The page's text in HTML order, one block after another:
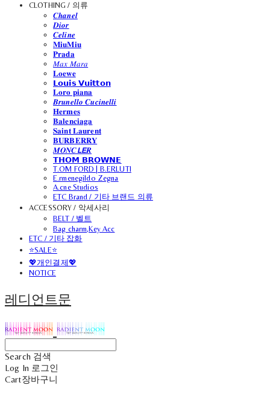
CLOTHING / 의류
𝑪𝒉𝒂𝒏𝒆𝒍
𝑫𝒊𝒐𝒓
𝑪𝒆𝒍𝒊𝒏𝒆
𝐌𝐢𝐮𝐌𝐢𝐮
𝐏𝐫𝐚𝐝𝐚
𝑀𝑎𝑥 𝑀𝑎𝑟𝑎
𝐋𝐨𝐞𝐰𝐞
𝗟𝗼𝘂𝗶𝘀 𝗩𝘂𝗶𝘁𝘁𝗼𝗻
𝐋𝐨𝐫𝐨 𝐩𝐢𝐚𝐧𝐚
𝑩𝒓𝒖𝒏𝒆𝒍𝒍𝒐 𝑪𝒖𝒄𝒊𝒏𝒆𝒍𝒍𝒊
𝐇𝐞𝐫𝐦𝐞𝐬
𝐁𝐚𝐥𝐞𝐧𝐜𝐢𝐚𝐠𝐚
𝐒𝐚𝐢𝐧𝐭 𝐋𝐚𝐮𝐫𝐞𝐧𝐭
𝐁𝐔𝐑𝐁𝐄𝐑𝐑𝐘
𝑴𝑶𝑵𝑪𝙇𝙀𝑹
𝗧𝗛𝗢𝗠 𝗕𝗥𝗢𝗪𝗡𝗘
T.OM FORD | B.ERLUTI
E.rmenegildo Zegna
A.cne Studios
ETC Brand / 기타 브랜드 의류
ACCESSORY / 악세사리
BELT / 벨트
Bag charm,Key Acc
ETC / 기타 잡화
⭐SALE⭐
💖개인결제💖
NOTICE
레디언트문
Search 검색
Log In 로그인
Cart장바구니